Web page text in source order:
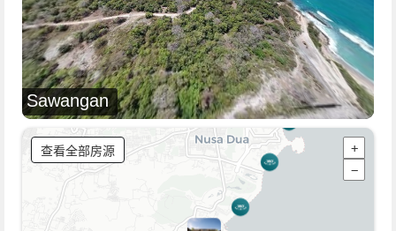
Sawangan
查看全部房源
+
−